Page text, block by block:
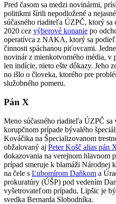
Pred časom sa medzi novinármi,
politikmi šírili nepodložené a
súčasného riaditeľa ÚZPČ, ktorý
2020 cez výberové konanie po
operatívca z NAKA, ktorý sa
činnosti spáchanou piťovcami.
novinár z mienkotvorného média, v
len indície, nieto ešte dôkazy. Jeho
no išlo o človeka, ktorého pre
služobného pomeru.
Pán X
Meno súčasného riaditeľa ÚZPČ
korupčnom prípade bývalého
Kováčika na Špecializovanom
obžalovaný aj Peter Košč alias pán
dokazovania na verejnom hlavnom
prípad smeruje k blamáži
na čele s Ľubomírom Daňkom a
prokuratúry (ÚŠP) pod vedením
vyšetrovateľom prípadu, Lipšic je
svedka Bernarda Slobodníka.